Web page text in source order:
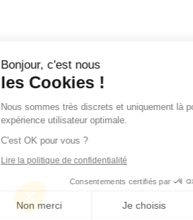
Bonjour, c'est nous
les Cookies !
Nous sommes très discrets et uniquement
là pour vous garantir une expérience
C'est OK pour vous ?
Lire la politique de confidentialité
Consentements certifiés par
Non merci Je choisis